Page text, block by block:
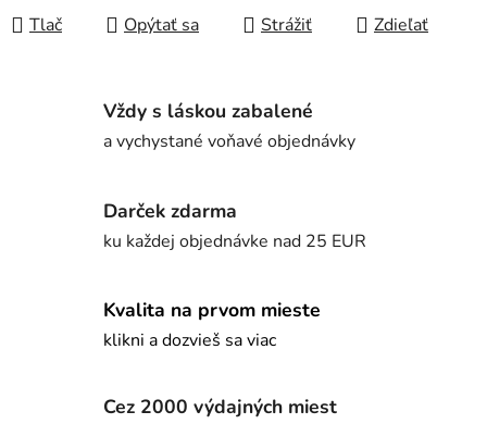
Tlač Opýtať sa Strážiť Zdieľať
Vždy s láskou zabalené
a vychystané voňavé objednávky
Darček zdarma
ku každej objednávke nad 25 EUR
Kvalita na prvom mieste
klikni a dozvieš sa viac
Cez 2000 výdajných miest